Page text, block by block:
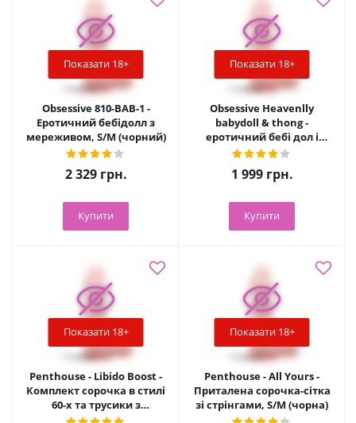
Показати 18+
Obsessive 810-BAB-1 -
Еротичний бебідолл з
мереживом, S/M (чорний)
2 329грн.
Купити
Показати 18+
Obsessive Heavenlly
babydoll & thong -
еротичний бебі дол і
стрінги, L/2XL (білий)
1 999грн.
Купити
Показати 18+
Penthouse - Libido Boost -
Комплект сорочка в стилі
60-х та трусики з
доступом, S/M (чорна)
Показати 18+
Penthouse - All Yours -
Приталена сорочка-сітка
зі стрінгами, S/M (чорна)